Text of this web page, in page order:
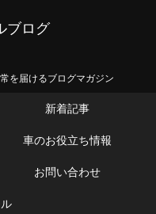
ブログ
を届けるブログマガジン
新着記事
車のお役立ち情報
お問い合わせ